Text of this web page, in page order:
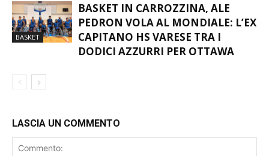
BASKET
BASKET IN CARROZZINA, ALE
PEDRON VOLA AL MONDIALE: L’EX
CAPITANO HS VARESE TRA I
DODICI AZZURRI PER OTTAWA
LASCIA UN COMMENTO